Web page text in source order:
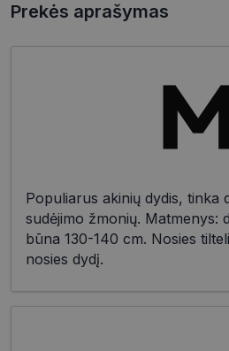
Prekės aprašymas
Populiarus akinių dydis, tinka
sudėjimo žmonių. Matmenys:
būna 130-140 cm. Nosies
nosies dydį.